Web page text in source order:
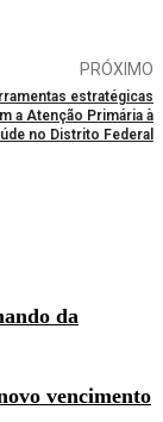
PRÓXIMO
estratégicas
a Atenção Primária à
no Distrito Federal
da
vencimento